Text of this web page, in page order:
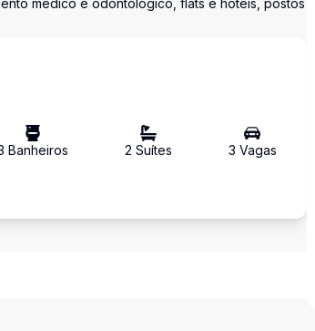
médico e odontológico, flats e hotéis, postos
Banheiros 2 Suítes 3 Vagas